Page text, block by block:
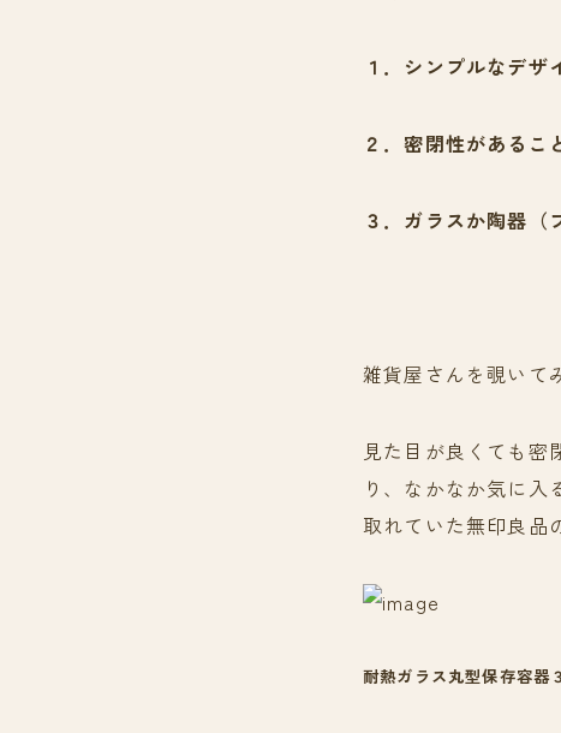
１．シンプルなデザ
２．密閉性があるこ
３．ガラスか陶器（
雑貨屋さんを覗いて
見た目が良くても密
り、なかなか気に
取れていた無印良品
耐熱ガラス丸型保存容